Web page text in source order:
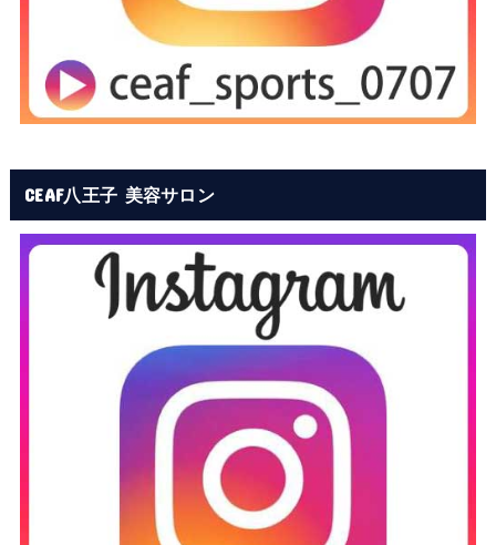
CEAF八王子 美容サロン